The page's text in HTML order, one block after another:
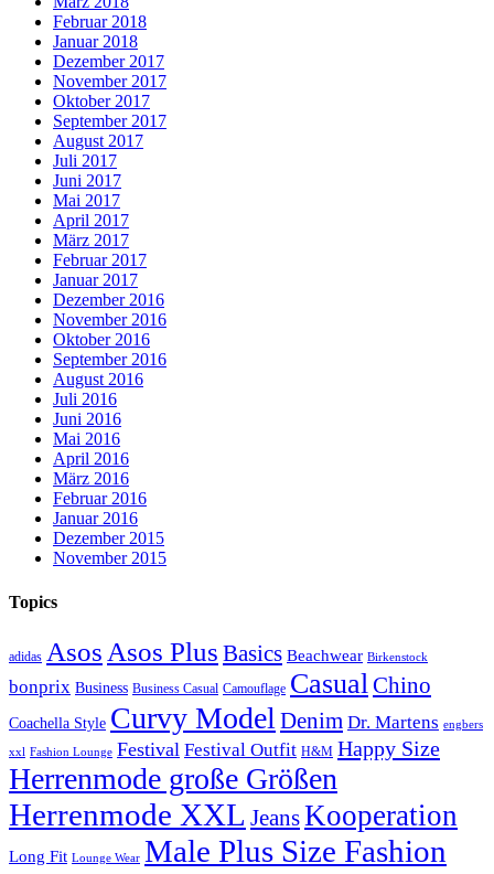
Februar 2018
Januar 2018
Dezember 2017
November 2017
Oktober 2017
September 2017
August 2017
Juli 2017
Juni 2017
Mai 2017
April 2017
März 2017
Februar 2017
Januar 2017
Dezember 2016
November 2016
Oktober 2016
September 2016
August 2016
Juli 2016
Juni 2016
Mai 2016
April 2016
März 2016
Februar 2016
Januar 2016
Dezember 2015
November 2015
Topics
adidas Asos Asos Plus Basics Beachwear Birkenstock
bonprix Business Business Casual Camouflage Casual Chino
Coachella Style Curvy Model Denim Dr. Martens engbers
xxl Fashion Lounge Festival Festival Outfit H&M Happy Size
Herrenmode große Größen
Herrenmode XXL JeansKooperation
Long Fit Lounge Wear Male Plus Size Fashion